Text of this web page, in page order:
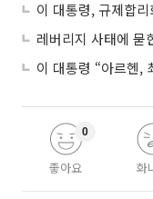
레버리지 사태에 묻
좋아요
0
화